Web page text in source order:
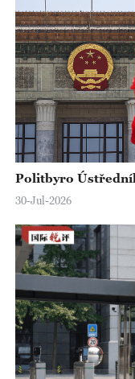
Politbyro
30-Jul-2026